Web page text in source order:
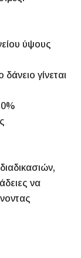
ύψους
γίνεται
να